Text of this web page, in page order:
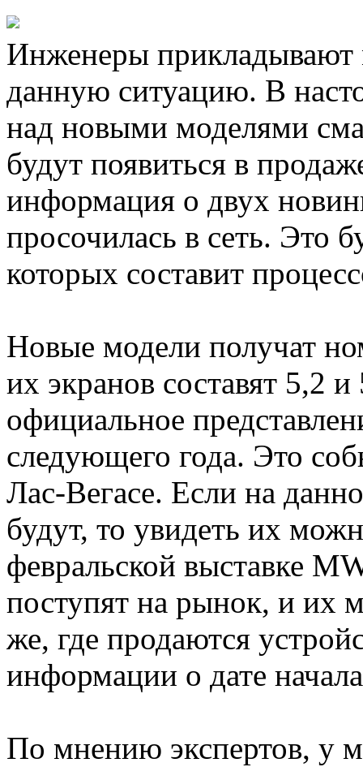
Инженеры прикладывают
данную ситуацию. В
над новыми моделями
будут появиться в
информация о двух
просочилась в сеть. Это
которых составит
Новые модели получат
их экранов составят 5,2
официальное
следующего года. Это
Лас-Вегасе. Если на
будут, то увидеть их
февральской выставке
поступят на рынок, и их
же, где продаются
информации о дате
По мнению экспертов, у